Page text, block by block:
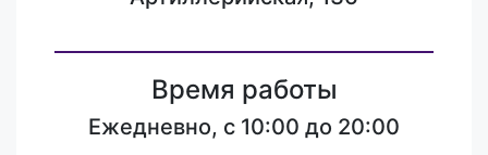
Время работы
Ежедневно, с 10:00 до 20:00